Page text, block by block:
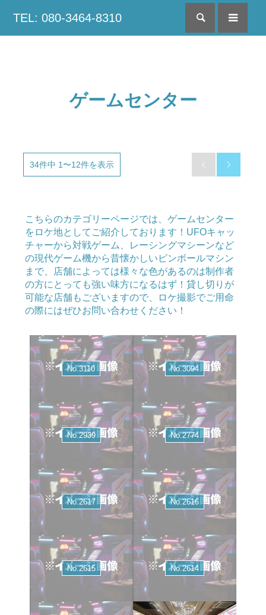
TEL: 080-3464-8310 検索
ゲームセンター
34件中 1〜12件を表示  
こちらのカテゴリーページでは、ゲームセンター
をロケ地としてご紹介しております！UFOキャッ
チャーから対戦ゲーム、レーシングマシーンなど
の現代ゲーム機から昔懐かしいピンボールマシン
まで、店舗によっては様々な色があるのは制作者
の方にとっても強い味方になるはず！貸し切りが
可能な店舗もございますので、ロケ撮影でご用命
の際にはぜひお問い合わせください！
No.3110 No.3094
No.2939 No.2774
No.2617 No.2616
No.2615 No.2614